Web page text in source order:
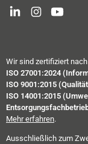
Wir sind zertifiziert nach
ISO 27001:2024
ISO 9001:2015
ISO 14001:2015
Mehr erfahren.
Ausschließlich zum